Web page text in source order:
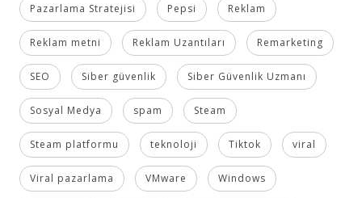
Pazarlama Stratejisi Pepsi Reklam
Reklam metni Reklam Uzantıları Remarketing
SEO Siber güvenlik Siber Güvenlik Uzmanı
Sosyal Medya spam Steam
Steam platformu teknoloji Tiktok viral
Viral pazarlama VMware Windows